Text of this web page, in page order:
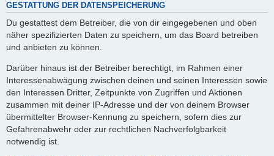
GESTATTUNG DER DATENSPEICHERUNG
Du gestattest dem Betreiber, die von dir eingegebenen und oben
näher spezifizierten Daten zu speichern, um das Board betreiben
und anbieten zu können.
Darüber hinaus ist der Betreiber berechtigt, im Rahmen einer
Interessenabwägung zwischen deinen und seinen Interessen sowie
den Interessen Dritter, Zeitpunkte von Zugriffen und Aktionen
zusammen mit deiner IP-Adresse und der von deinem Browser
übermittelter Browser-Kennung zu speichern, sofern dies zur
Gefahrenabwehr oder zur rechtlichen Nachverfolgbarkeit
notwendig ist.